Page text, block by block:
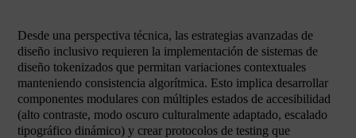
Desde una perspectiva técnica, las estrategias avanzadas de
diseño inclusivo requieren la implementación de sistemas de
diseño tokenizados que permitan variaciones contextuales
manteniendo consistencia algorítmica. Esto implica desarrollar
componentes modulares con múltiples estados de accesibilidad
(alto contraste, modo oscuro culturalmente adaptado, escalado
tipográfico dinámico) y crear protocolos de testing que